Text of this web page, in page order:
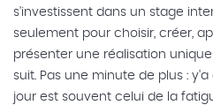
s'investissent dans un stage
seulement pour choisir, créer,
présenter une réalisation
suit. Pas une minute de plus :
jour est souvent celui de la